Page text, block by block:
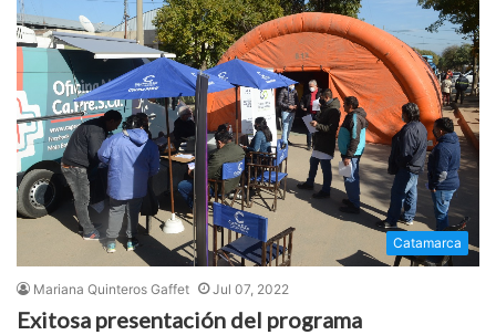
Catamarca
Mariana Quinteros Gaffet Jul 07, 2022
Exitosa presentación del programa